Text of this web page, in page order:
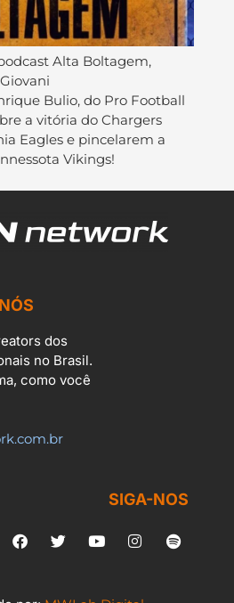
Alta Boltagem,
Bulio, do Pro Football
a vitória do Chargers
Eagles e pincelarem a
Vikings!
dos
no Brasil.
como você
SIGA-NOS